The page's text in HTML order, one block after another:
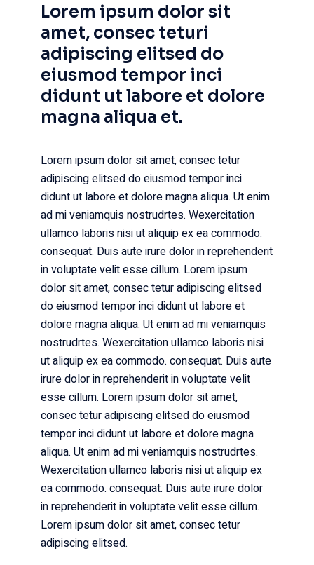
Lorem ipsum dolor sit
amet, consec teturi
adipiscing elitsed do
eiusmod tempor inci
didunt ut labore et dolore
magna aliqua et.
Lorem ipsum dolor sit amet, consec tetur
adipiscing elitsed do eiusmod tempor inci
didunt ut labore et dolore magna aliqua. Ut enim
ad mi veniamquis nostrudrtes. Wexercitation
ullamco laboris nisi ut aliquip ex ea commodo.
consequat. Duis aute irure dolor in reprehenderit
in voluptate velit esse cillum. Lorem ipsum
dolor sit amet, consec tetur adipiscing elitsed
do eiusmod tempor inci didunt ut labore et
dolore magna aliqua. Ut enim ad mi veniamquis
nostrudrtes. Wexercitation ullamco laboris nisi
ut aliquip ex ea commodo. consequat. Duis aute
irure dolor in reprehenderit in voluptate velit
esse cillum. Lorem ipsum dolor sit amet,
consec tetur adipiscing elitsed do eiusmod
tempor inci didunt ut labore et dolore magna
aliqua. Ut enim ad mi veniamquis nostrudrtes.
Wexercitation ullamco laboris nisi ut aliquip ex
ea commodo. consequat. Duis aute irure dolor
in reprehenderit in voluptate velit esse cillum.
Lorem ipsum dolor sit amet, consec tetur
adipiscing elitsed.